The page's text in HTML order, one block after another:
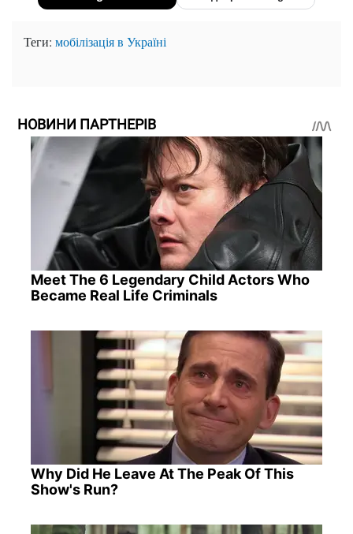
Теги: мобілізація в Україні
НОВИНИ ПАРТНЕРІВ
Meet The 6 Legendary Child Actors Who
Became Real Life Criminals
Why Did He Leave At The Peak Of This
Show's Run?